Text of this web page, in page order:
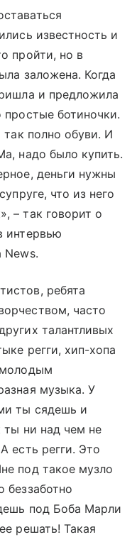
известность и
пройти, но в
заложена. Когда
и предложила
простые ботиночки.
так полно обуви. И
надо было купить.
деньги нужны
что из него
– так говорит о
интервью
News.
ребята
часто
талантливых
регги, хип-хопа
молодым
музыка. У
ты сядешь и
ты ни над чем не
есть регги. Это
под такое музло
беззаботно
под Боба Марли
решать! Такая